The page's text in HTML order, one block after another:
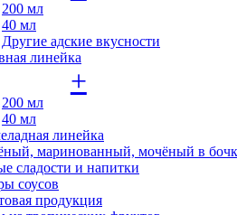
200 мл
40 мл
Другие адские вкусности
линейка
+
200 мл
40 мл
линейка
маринованный, мочёный в
сладости и напитки
соусов
продукция